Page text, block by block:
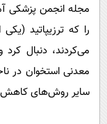
مجله انجمن پزشکی
معدنی استخوان در
سایر روش‌های